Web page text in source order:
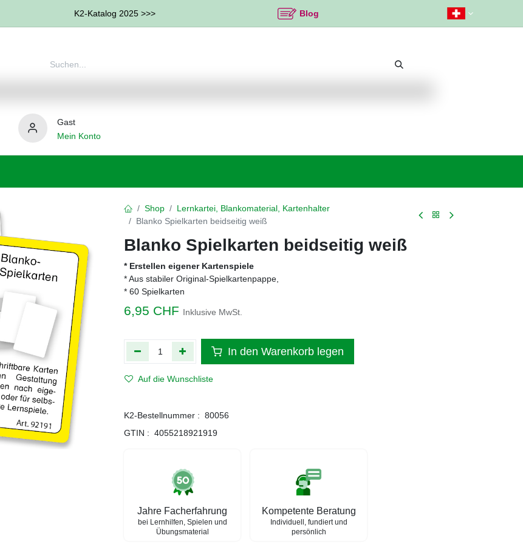
K2-Katalog 2025 >>> Blog
Gast
Mein Konto
Shop
Lernkartei, Blankomaterial, Kartenhalter
Blanko Spielkarten beidseitig weiß
Blanko Spielkarten beidseitig weiß
* Erstellen eigener Kartenspiele
* Aus stabiler Original-Spielkartenpappe,
* 60 Spielkarten
6,95 CHF Inklusive MwSt.
In den Warenkorb legen
Auf die Wunschliste
K2-Bestellnummer : 80056
GTIN : 4055218921919
Jahre Facherfahrung
bei Lernhilfen, Spielen und
Übungsmaterial
Kompetente Beratung
Individuell, fundiert und
persönlich